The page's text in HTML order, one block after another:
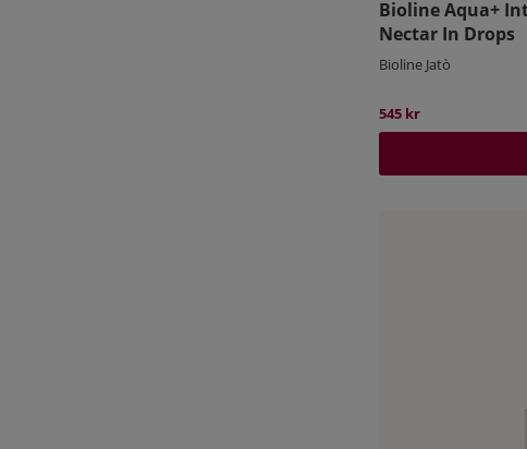
Bioline Aqua+
Nectar In Drops
Bioline Jatò
545 kr